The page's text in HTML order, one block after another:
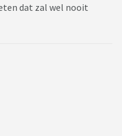
dat zal wel nooit